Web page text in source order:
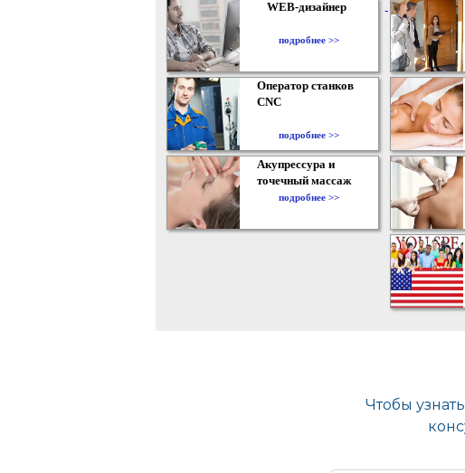
WEB-дизайнер
подробнее >>
Оператор станков
CNC
подробнее >>
Акупрессура и
точечный массаж
подробнее >>